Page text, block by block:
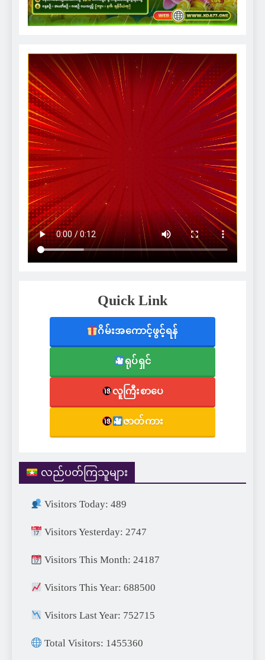
Quick Link
ဂိမ်းအကောင့်ဖွင့်ရန်
ရုပ်ရှင်
လူကြီးစာပေ
ဇာတ်ကား
လည်ပတ်ကြသူများ
Visitors Today: 489
Visitors Yesterday: 2747
Visitors This Month: 24187
Visitors This Year: 688500
Visitors Last Year: 752715
Total Visitors: 1455360